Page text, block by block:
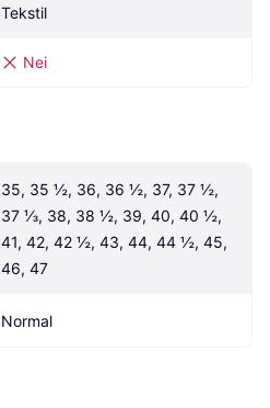
Tekstil
Nei
35, 35 ½, 36, 36 ½, 37, 37 ½,
37 ⅓, 38, 38 ½, 39, 40, 40 ½,
41, 42, 42 ½, 43, 44, 44 ½, 45,
46, 47
Normal